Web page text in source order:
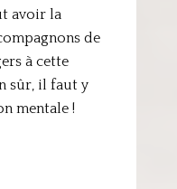
avoir la
de
à cette
sûr, il faut y
mentale !